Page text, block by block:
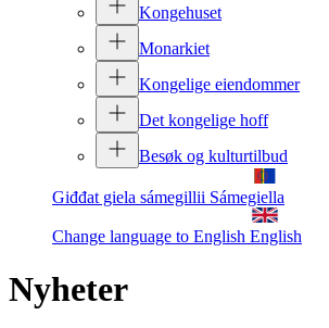
Kongehuset
Monarkiet
Kongelige eiendommer
Det kongelige hoff
Besøk og kulturtilbud
Giđđat giela sámegillii Sámegiella
Change language to English English
Nyheter